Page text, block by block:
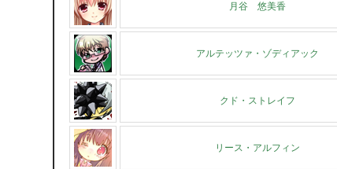
月谷 悠美香
アルテッツァ・ゾディアック
クド・ストレイフ
リース・アルフィン